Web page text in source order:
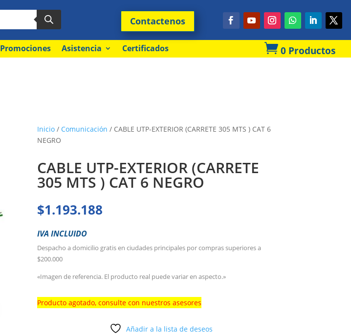
Contactenos
Promociones Asistencia Certificados  0 Productos
Inicio/ Comunicación / CABLE UTP-EXTERIOR (CARRETE 305 MTS ) CAT 6
NEGRO
CABLE UTP-EXTERIOR (CARRETE
305 MTS ) CAT 6 NEGRO
$1.193.188
IVA INCLUIDO
Despacho a domicilio gratis en ciudades principales por compras superiores a
$200.000
«Imagen de referencia. El producto real puede variar en aspecto.»
Producto agotado, consulte con nuestros asesores
Añadir a la lista de deseos